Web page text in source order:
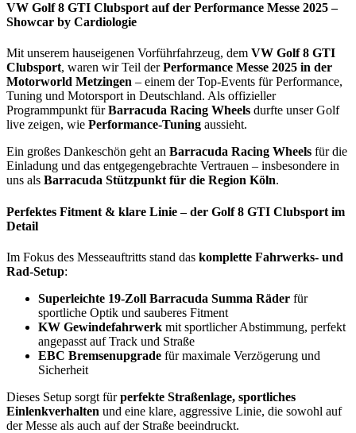
VW Golf 8 GTI Clubsport auf der Performance Messe 2025 –
Showcar by Cardiologie
Mit unserem hauseigenen Vorführfahrzeug, dem VW Golf 8 GTI
Clubsport, waren wir Teil derPerformance Messe 2025 in der
Motorworld Metzingen – einem der Top-Events für Performance,
Tuning und Motorsport in Deutschland. Als offizieller
Programmpunkt fürBarracuda Racing Wheels durfte unser Golf
live zeigen, wie Performance-Tuning aussieht.
Ein großes Dankeschön geht an Barracuda Racing Wheels für die
Einladung und das entgegengebrachte Vertrauen – insbesondere in
uns als Barracuda Stützpunkt für die Region Köln.
Perfektes Fitment & klare Linie – der Golf 8 GTI Clubsport im
Detail
Im Fokus des Messeauftritts stand das komplette Fahrwerks- und
Rad-Setup:
Superleichte 19-Zoll Barracuda Summa Räder für
sportliche Optik und sauberes Fitment
KW Gewindefahrwerk mit sportlicher Abstimmung, perfekt
angepasst auf Track und Straße
EBC Bremsenupgrade für maximale Verzögerung und
Sicherheit
Dieses Setup sorgt fürperfekte Straßenlage, sportliches
Einlenkverhalten und eine klare, aggressive Linie, die sowohl auf
der Messe als auch auf der Straße beeindruckt.